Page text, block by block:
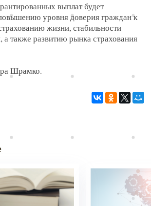
выплат будет
уровня доверия граждан к
жизни, стабильности
также развитию рынка страхования
Шрамко.